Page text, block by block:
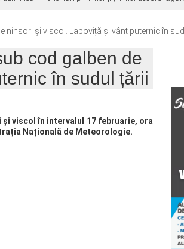
ninsori și viscol. Lapoviță și vânt puternic în
cod galben de
în sudul țării
viscol în intervalul 17 februarie, ora
Națională de Meteorologie.